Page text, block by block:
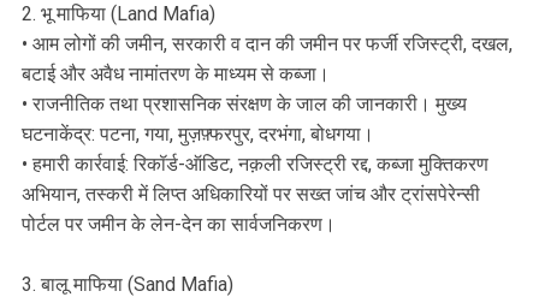
2. भू माफिया (Land Mafia)
• आम लोगों की जमीन, सरकारी व दान की जमीन पर फर्जी रजिस्ट्री, दखल,
बटाई और अवैध नामांतरण के माध्यम से कब्जा।
• राजनीतिक तथा प्रशासनिक संरक्षण के जाल की जानकारी। मुख्य
घटनाकेंद्र: पटना, गया, मुज़फ़्फरपुर, दरभंगा, बोधगया।
• हमारी कार्रवाई: रिकॉर्ड-ऑडिट, नक़ली रजिस्ट्री रद्द, कब्जा मुक्तिकरण
अभियान, तस्करी में लिप्त अधिकारियों पर सख्त जांच और ट्रांसपेरेन्सी
पोर्टल पर जमीन के लेन-देन का सार्वजनिकरण।
3. बालू माफिया (Sand Mafia)